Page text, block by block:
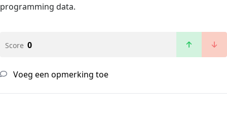
programming data.
Score 0
Voeg een opmerking toe